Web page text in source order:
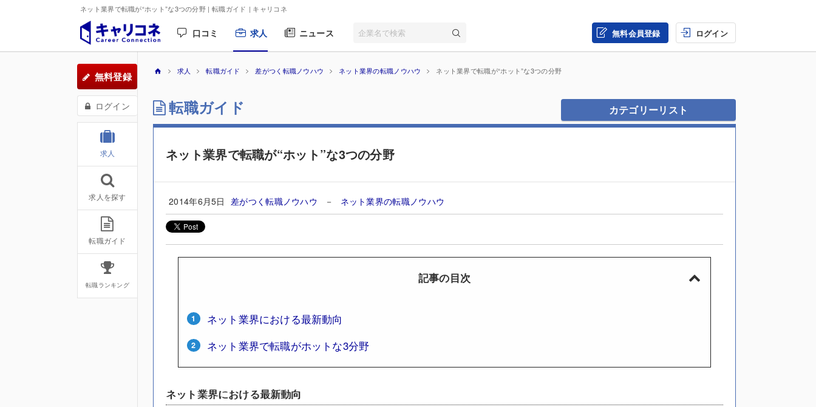
ネット業界で転職が“ホット”な3つの分野 | 転職ガイド | キャリコネ
口コミ 求人 ニュース 無料会員登録 ログイン
無料登録
ログイン
求人
求人を探す
転職ガイド
転職ランキング
求人 転職ガイド 差がつく転職ノウハウ ネット業界の転職ノウハウ ネット業界で転職が“ホット”な3つの分野
転職ガイド カテゴリーリスト
ネット業界で転職が“ホット”な3つの分野
2014年6月5日 差がつく転職ノウハウ － ネット業界の転職ノウハウ
記事の目次
ネット業界における最新動向
ネット業界で転職がホットな3分野
ネット業界における最新動向